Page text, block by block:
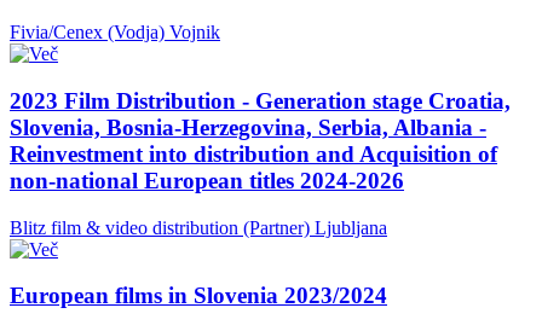
Fivia/Cenex (Vodja) Vojnik
2023 Film Distribution - Generation stage Croatia,
Slovenia, Bosnia-Herzegovina, Serbia, Albania -
Reinvestment into distribution and Acquisition of
non-national European titles 2024-2026
Blitz film & video distribution (Partner) Ljubljana
European films in Slovenia 2023/2024